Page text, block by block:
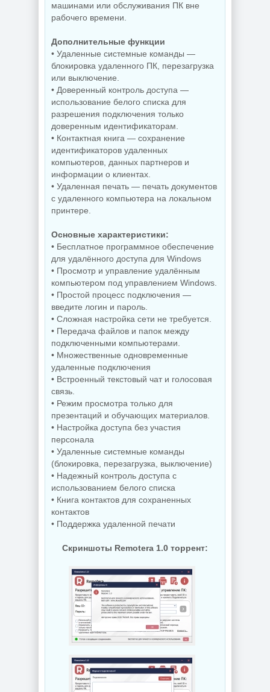
Звуковой
редактор
GoldWave 7.05
изображений
FastStone Capture
11.3 + Portable
Деинсталлятор
программ IObit
Uninstaller Pro
15.6.0.6
NEW
Дефрагментатор
дисков O&O
Defrag
Professional +
Server 31.3 Build
26064 by KpoJIuK
PDF редактор
Wondershare
PDFelement Pro
12.1.28.4370
NEW
Редактирование
Диспетчер задач
для Windows
AppControl
1.4.0.415
NEW
Управление
приложениями
NEW
Enterprise 2019
NEW
26H1 Build
Windows 11 25H2
Build 26200.8655
NEW
Windows 10 LTSC
2019 x64 WPI by
машинами или обслуживания ПК вне
рабочего времени.
Дополнительные функции
• Удаленные системные команды —
блокировка удаленного ПК, перезагрузка
или выключение.
• Доверенный контроль доступа —
использование белого списка для
разрешения подключения только
доверенным идентификаторам.
• Контактная книга — сохранение
идентификаторов удаленных
компьютеров, данных партнеров и
информации о клиентах.
• Удаленная печать — печать документов
с удаленного компьютера на локальном
принтере.
Основные характеристики:
• Бесплатное программное обеспечение
для удалённого доступа для Windows
• Просмотр и управление удалённым
компьютером под управлением Windows.
• Простой процесс подключения —
введите логин и пароль.
• Сложная настройка сети не требуется.
• Передача файлов и папок между
подключенными компьютерами.
• Множественные одновременные
удаленные подключения
• Встроенный текстовый чат и голосовая
связь.
• Режим просмотра только для
презентаций и обучающих материалов.
• Настройка доступа без участия
персонала
• Удаленные системные команды
(блокировка, перезагрузка, выключение)
• Надежный контроль доступа с
использованием белого списка
• Книга контактов для сохраненных
контактов
• Поддержка удаленной печати
Скриншоты Remotera 1.0 торрент: